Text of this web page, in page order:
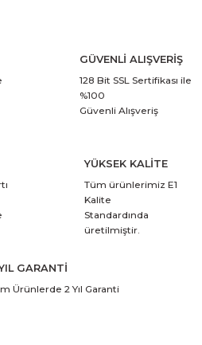
GÜVENLİ ALIŞVERİŞ
128 Bit SSL Sertifikası ile
%100
Güvenli Alışveriş
YÜKSEK KALİTE
Tüm ürünlerimiz E1
Kalite
Standardında
üretilmiştir.
GARANTİ
Ürünlerde 2 Yıl Garanti